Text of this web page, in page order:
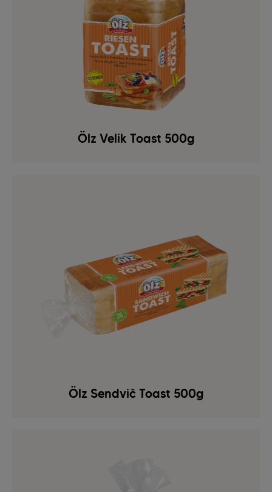
Ölz Velik Toast 500g
Ölz Sendvič Toast 500g